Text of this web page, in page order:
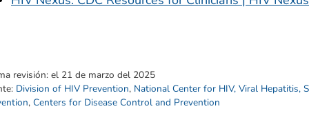
revisión: el 21 de marzo del 2025
Division of HIV Prevention, National Center for HIV, Viral Hepatitis,
, Centers for Disease Control and Prevention